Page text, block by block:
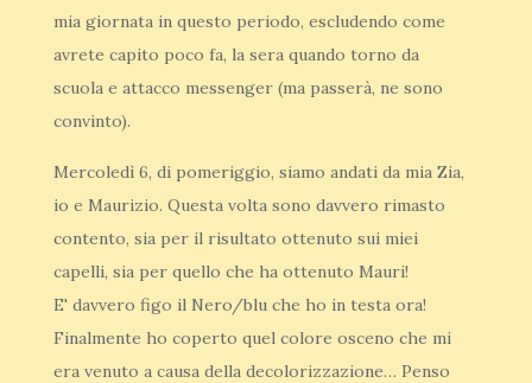
mia giornata in questo periodo, escludendo come
avrete capito poco fa, la sera quando torno da
scuola e attacco messenger (ma passerà, ne sono
convinto).
Mercoledì 6, di pomeriggio, siamo andati da mia Zia,
io e Maurizio. Questa volta sono davvero rimasto
contento, sia per il risultato ottenuto sui miei
capelli, sia per quello che ha ottenuto Mauri!
E' davvero figo il Nero/blu che ho in testa ora!
Finalmente ho coperto quel colore osceno che mi
era venuto a causa della decolorizzazione… Penso